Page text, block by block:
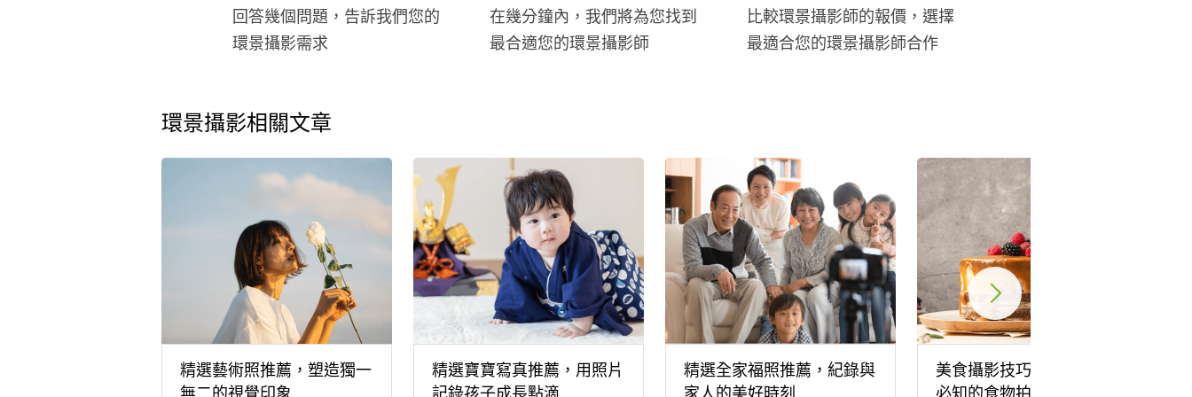
回答幾個問題，告訴我們您的
環景攝影需求
在幾分鐘內，我們將為您找到
最合適您的環景攝影師
比較環景攝影師的報價，選擇
最適合您的環景攝影師合作
環景攝影相關文章
精選藝術照推薦，塑造獨一
無二的視覺印象
精選寶寶寫真推薦，用照片
記錄孩子成長點滴
精選全家福照推薦，紀錄與
家人的美好時刻
美食攝影技巧大公開！新手
必知的食物拍照技巧